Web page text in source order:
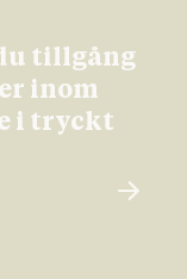
tillgång
inom
i tryckt